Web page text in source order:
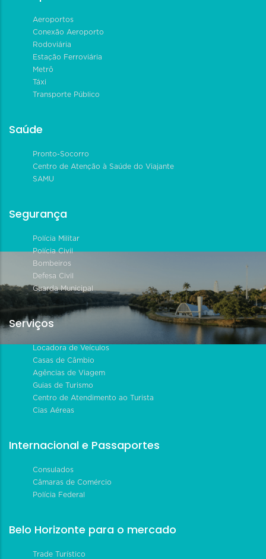
Aeroportos
Conexão Aeroporto
Rodoviária
Estação Ferroviária
Metrô
Táxi
Transporte Público
Saúde
Pronto-Socorro
Centro de Atenção à Saúde do Viajante
SAMU
Segurança
Polícia Militar
Polícia Civil
Bombeiros
Defesa Civil
Guarda Municipal
Serviços
Locadora de Veículos
Casas de Câmbio
Agências de Viagem
Guias de Turismo
Centro de Atendimento ao Turista
Cias Aéreas
Internacional e Passaportes
Consulados
Câmaras de Comércio
Polícia Federal
Belo Horizonte para o mercado
Trade Turístico